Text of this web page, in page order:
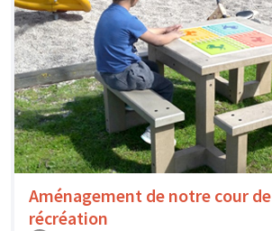
Aménagement de notre cour de
récréation